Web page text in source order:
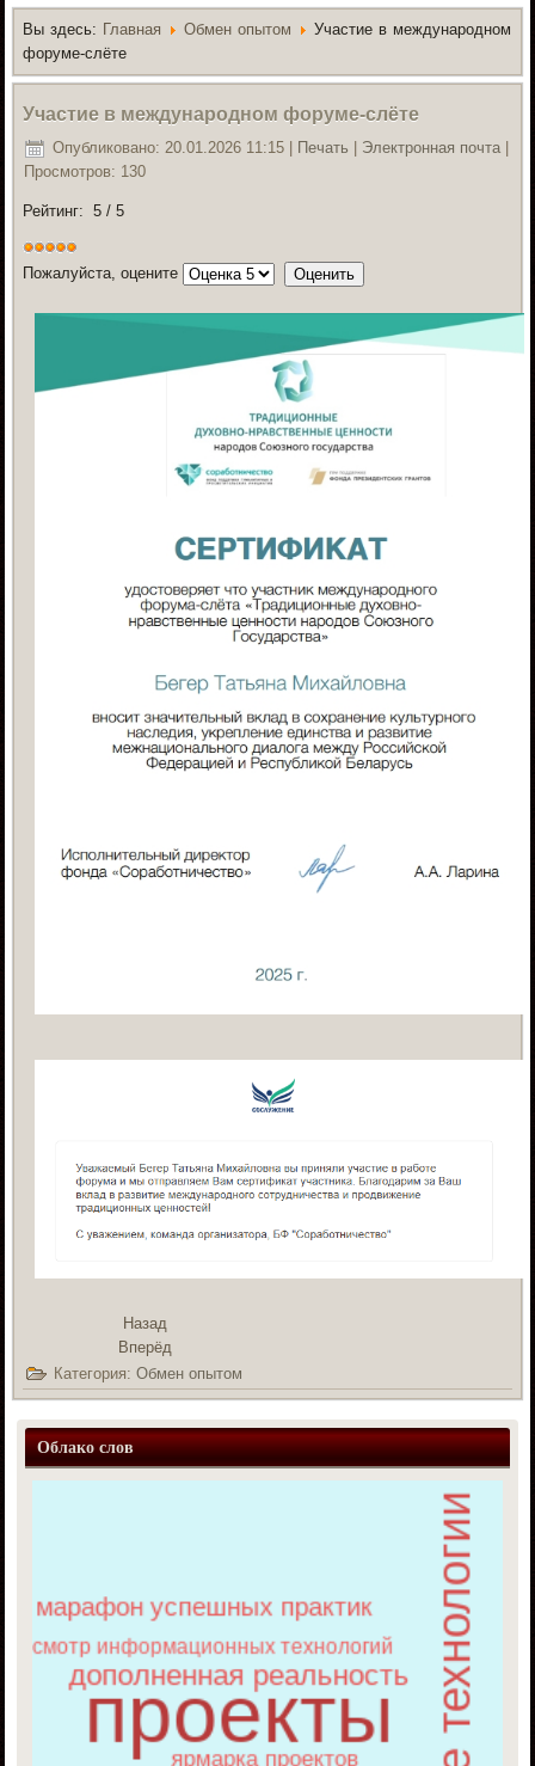
Вы здесь: Главная Обмен опытом
Участие в международном
форуме-слёте
Участие в международном форуме-слёте
Опубликовано: 20.01.2026 11:15 Печать Электронная почта
Просмотров: 130
Рейтинг:5 /5
Пожалуйста, оцените
Назад
Вперёд
Категория:Обмен опытом
Облако слов